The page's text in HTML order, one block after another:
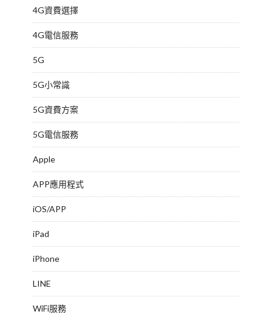
4G資費選擇
4G電信服務
5G
5G小常識
5G資費方案
5G電信服務
Apple
APP應用程式
iOS/APP
iPad
iPhone
LINE
WiFi服務